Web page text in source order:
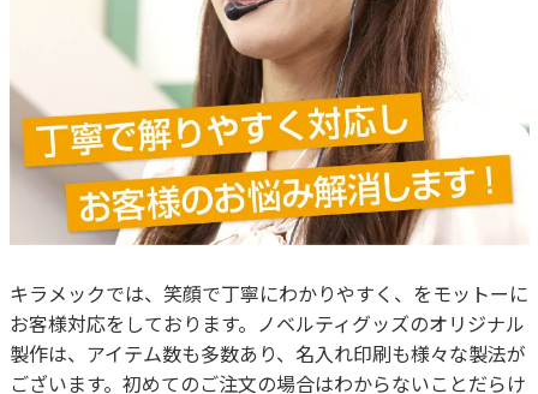
キラメックでは、笑顔で丁寧にわかりやすく、をモットーに
お客様対応をしております。ノベルティグッズのオリジナル
製作は、アイテム数も多数あり、名入れ印刷も様々な製法が
ございます。初めてのご注文の場合はわからないことだらけ